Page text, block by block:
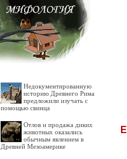
Недокументированную
историю Древнего Рима
предложили изучать с
помощью свинца
Отлов и продажа диких
животных оказались
обычным явлением в
Древней Мезоамерике
Е